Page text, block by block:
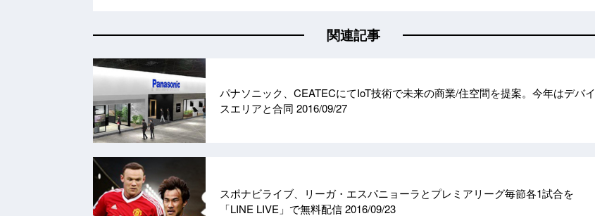
関連記事
パナソニック、CEATECにてIoT技術で未来の商業/住空間を提案。今年はデバイ
スエリアと合同 2016/09/27
スポナビライブ、リーガ・エスパニョーラとプレミアリーグ毎節各1試合を
「LINE LIVE」で無料配信2016/09/23